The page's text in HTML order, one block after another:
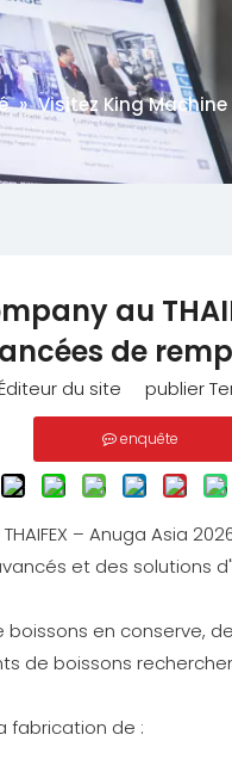
» Visitez King
au
de
du site publier
enquête
– Anuga Asia
et des solutions
en conserve,
de boissons
fabrication de :